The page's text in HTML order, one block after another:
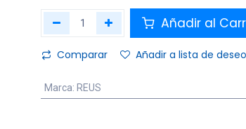
Añadir al
Comparar Añadir a lista de
Marca: REUS